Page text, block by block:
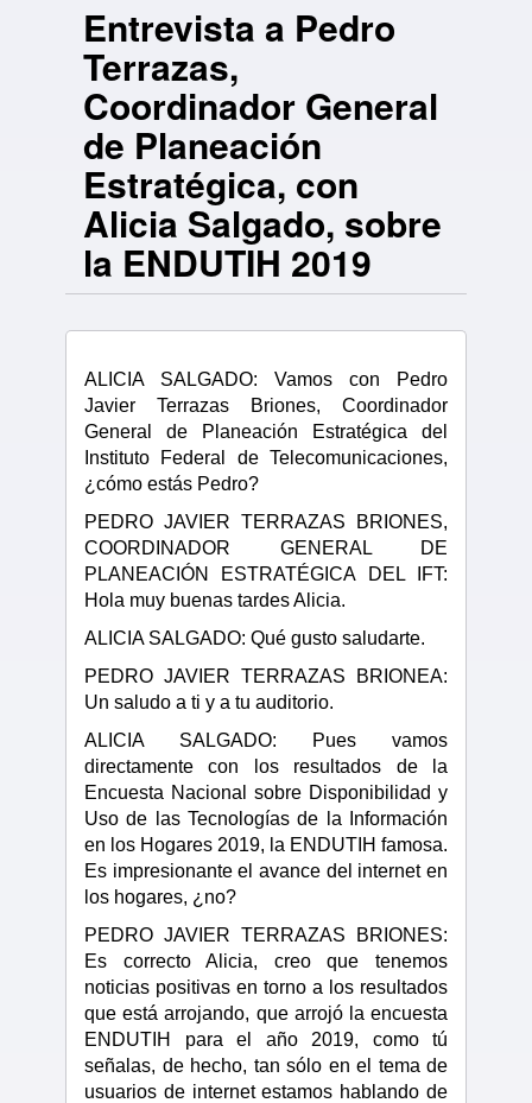
Entrevista a Pedro
Terrazas,
Coordinador General
de Planeación
Estratégica, con
Alicia Salgado, sobre
la ENDUTIH 2019
ALICIA SALGADO: Vamos con Pedro
Javier Terrazas Briones, Coordinador
General de Planeación Estratégica del
Instituto Federal de Telecomunicaciones,
¿cómo estás Pedro?
PEDRO JAVIER TERRAZAS BRIONES,
COORDINADOR GENERAL DE
PLANEACIÓN ESTRATÉGICA DEL IFT:
Hola muy buenas tardes Alicia.
ALICIA SALGADO: Qué gusto saludarte.
PEDRO JAVIER TERRAZAS BRIONEA:
Un saludo a ti y a tu auditorio.
ALICIA SALGADO: Pues vamos
directamente con los resultados de la
Encuesta Nacional sobre Disponibilidad y
Uso de las Tecnologías de la Información
en los Hogares 2019, la ENDUTIH famosa.
Es impresionante el avance del internet en
los hogares, ¿no?
PEDRO JAVIER TERRAZAS BRIONES:
Es correcto Alicia, creo que tenemos
noticias positivas en torno a los resultados
que está arrojando, que arrojó la encuesta
ENDUTIH para el año 2019, como tú
señalas, de hecho, tan sólo en el tema de
usuarios de internet estamos hablando de